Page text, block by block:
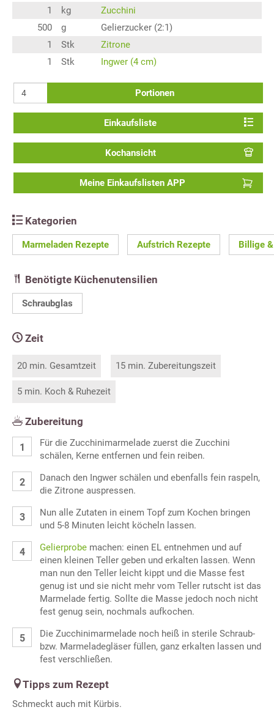
1 kg
Zucchini
500
g
Gelierzucker (2:1)
1
Stk
Zitrone
1
Stk Ingwer (4 cm)
Portionen
Einkaufsliste
Kochansicht
Meine Einkaufslisten APP
Kategorien
Marmeladen Rezepte Aufstrich Rezepte Billige
Benötigte Küchenutensilien
Schraubglas
Zeit
20 min. Gesamtzeit 15 min. Zubereitungszeit
5 min. Koch & Ruhezeit
Zubereitung
Für die Zucchinimarmelade zuerst die Zucchini
schälen, Kerne entfernen und fein reiben.
Danach den Ingwer schälen und ebenfalls fein raspeln,
die Zitrone auspressen.
Nun alle Zutaten in einem Topf zum Kochen bringen
und 5-8 Minuten leicht köcheln lassen.
Gelierprobe machen: einen EL entnehmen und auf
einen kleinen Teller geben und erkalten lassen. Wenn
man nun den Teller leicht kippt und die Masse fest
genug ist und sie nicht mehr vom Teller rutscht ist das
Marmelade fertig. Sollte die Masse jedoch noch nicht
fest genug sein, nochmals aufkochen.
Die Zucchinimarmelade noch heiß in sterile Schraub-
bzw. Marmeladegläser füllen, ganz erkalten lassen und
fest verschließen.
Tipps zum Rezept
Schmeckt auch mit Kürbis.